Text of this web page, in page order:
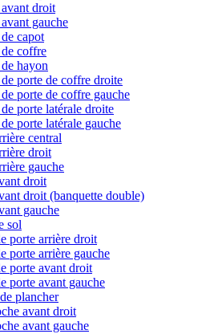
droit
gauche
capot
coffre
hayon
de porte de coffre droite
porte de coffre gauche
porte latérale droite
porte latérale gauche
central
droit
gauche
droit
droit (banquette double)
gauche
sol
porte arrière droit
porte arrière gauche
porte avant droit
porte avant gauche
plancher
avant droit
avant gauche